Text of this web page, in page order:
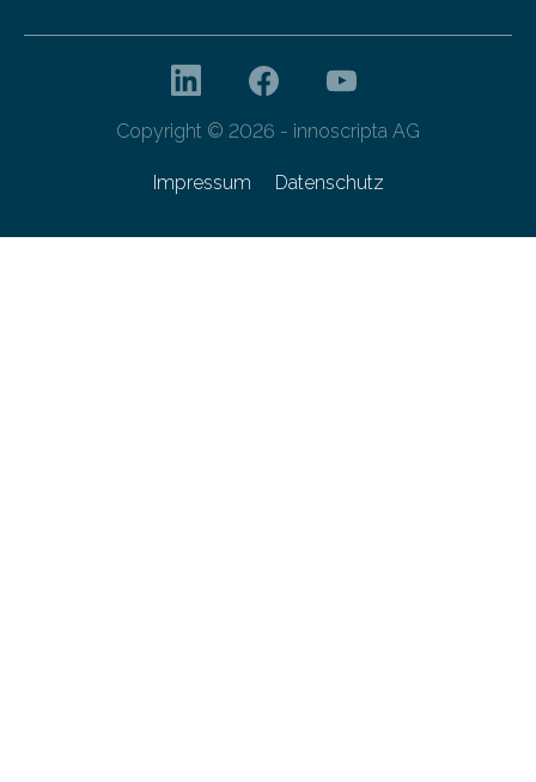
Copyright © 2026 - innoscripta AG
Impressum Datenschutz